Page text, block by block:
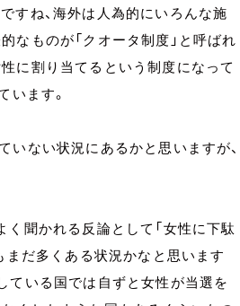
すね、海外は人為的にいろんな施
なものが「クオータ制度」と呼ばれ
に割り当てるという制度になって
います。
いない状況にあるかと思いますが、
聞かれる反論として「女性に下駄
まだ多くある状況かなと思います
ている国では自ずと女性が当選を